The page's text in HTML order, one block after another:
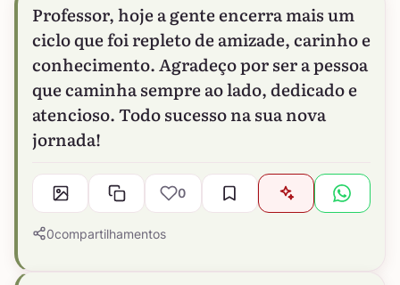
Professor, hoje a gente encerra mais um
ciclo que foi repleto de amizade, carinho e
conhecimento. Agradeço por ser a pessoa
que caminha sempre ao lado, dedicado e
atencioso. Todo sucesso na sua nova
jornada!
0
0compartilhamentos